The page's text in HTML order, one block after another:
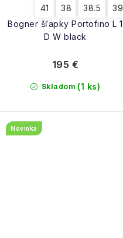
Bogner šľapky Portofino L 1
D W black
41 38 38.5 39
Skladom (1 ks)
195 €
Novinka